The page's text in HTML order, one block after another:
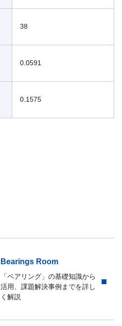
38
0.0591
0.1575
Bearings Room
「ベアリング」の基礎知識から
活用、課題解決事例までを詳し
く解説